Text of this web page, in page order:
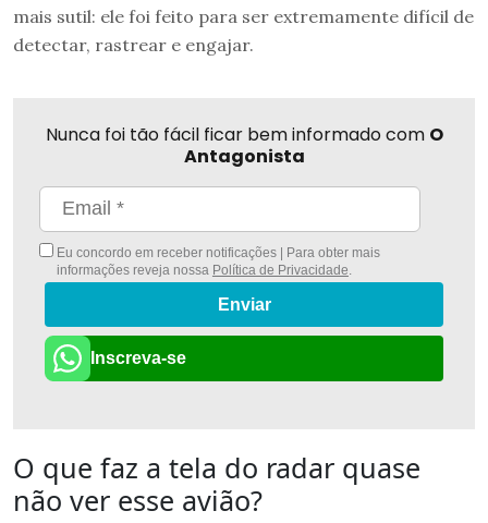
mais sutil: ele foi feito para ser extremamente difícil de
detectar, rastrear e engajar.
Nunca foi tão fácil ficar bem informado com O
Antagonista
Eu concordo em receber notificações | Para obter mais
informações reveja nossa Política de Privacidade
Enviar
Inscreva-se
O que faz a tela do radar quase
não ver esse avião?